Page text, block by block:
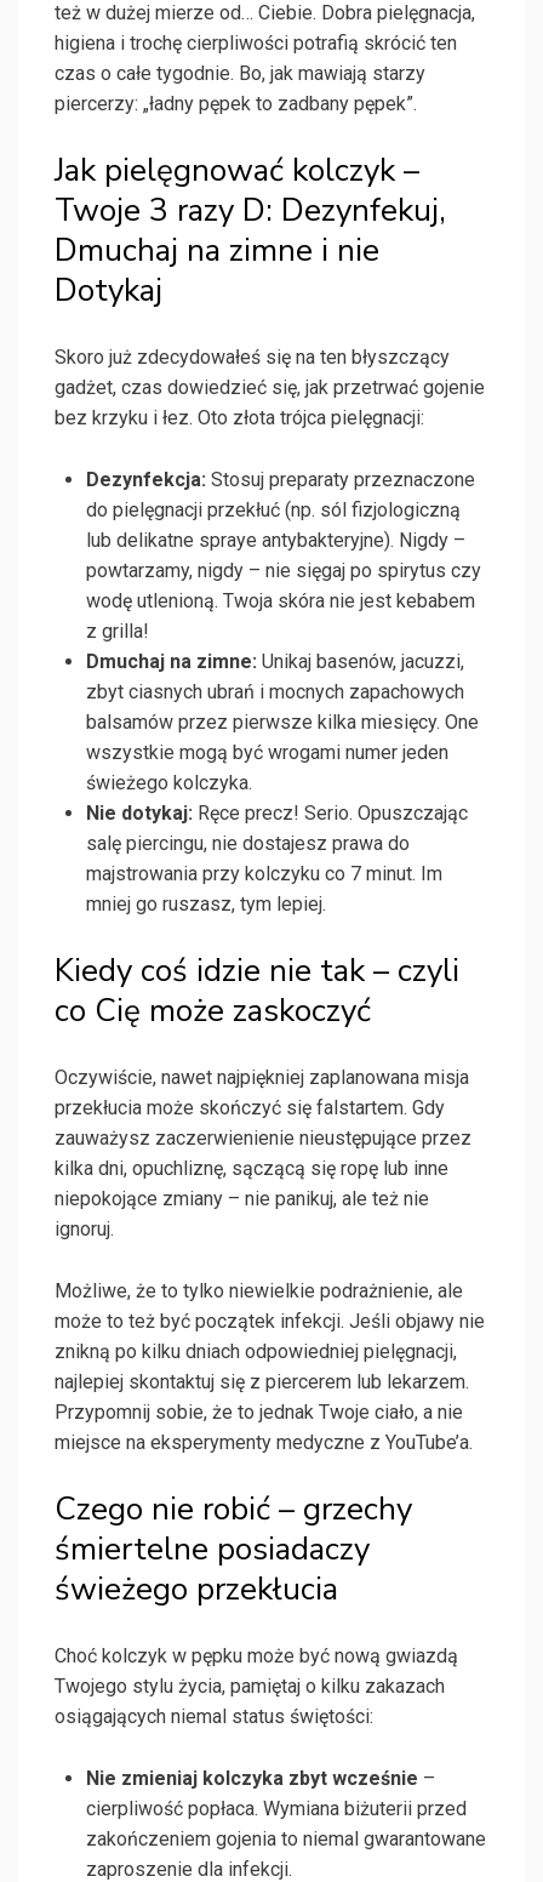
też w dużej mierze od… Ciebie. Dobra pielęgnacja,
higiena i trochę cierpliwości potrafią skrócić ten
czas o całe tygodnie. Bo, jak mawiają starzy
piercerzy: „ładny pępek to zadbany pępek”.
Jak pielęgnować kolczyk –
Twoje 3 razy D: Dezynfekuj,
Dmuchaj na zimne i nie
Dotykaj
Skoro już zdecydowałeś się na ten błyszczący
gadżet, czas dowiedzieć się, jak przetrwać gojenie
bez krzyku i łez. Oto złota trójca pielęgnacji:
Dezynfekcja: Stosuj preparaty przeznaczone
do pielęgnacji przekłuć (np. sól fizjologiczną
lub delikatne spraye antybakteryjne). Nigdy –
powtarzamy, nigdy – nie sięgaj po spirytus czy
wodę utlenioną. Twoja skóra nie jest kebabem
z grilla!
Dmuchaj na zimne: Unikaj basenów, jacuzzi,
zbyt ciasnych ubrań i mocnych zapachowych
balsamów przez pierwsze kilka miesięcy. One
wszystkie mogą być wrogami numer jeden
świeżego kolczyka.
Nie dotykaj: Ręce precz! Serio. Opuszczając
salę piercingu, nie dostajesz prawa do
majstrowania przy kolczyku co 7 minut. Im
mniej go ruszasz, tym lepiej.
Kiedy coś idzie nie tak – czyli
co Cię może zaskoczyć
Oczywiście, nawet najpiękniej zaplanowana misja
przekłucia może skończyć się falstartem. Gdy
zauważysz zaczerwienienie nieustępujące przez
kilka dni, opuchliznę, sączącą się ropę lub inne
niepokojące zmiany – nie panikuj, ale też nie
ignoruj.
Możliwe, że to tylko niewielkie podrażnienie, ale
może to też być początek infekcji. Jeśli objawy nie
znikną po kilku dniach odpowiedniej pielęgnacji,
najlepiej skontaktuj się z piercerem lub lekarzem.
Przypomnij sobie, że to jednak Twoje ciało, a nie
miejsce na eksperymenty medyczne z YouTube’a.
Czego nie robić – grzechy
śmiertelne posiadaczy
świeżego przekłucia
Choć kolczyk w pępku może być nową gwiazdą
Twojego stylu życia, pamiętaj o kilku zakazach
osiągających niemal status świętości:
Nie zmieniaj kolczyka zbyt wcześnie –
cierpliwość popłaca. Wymiana biżuterii przed
zakończeniem gojenia to niemal gwarantowane
zaproszenie dla infekcji.